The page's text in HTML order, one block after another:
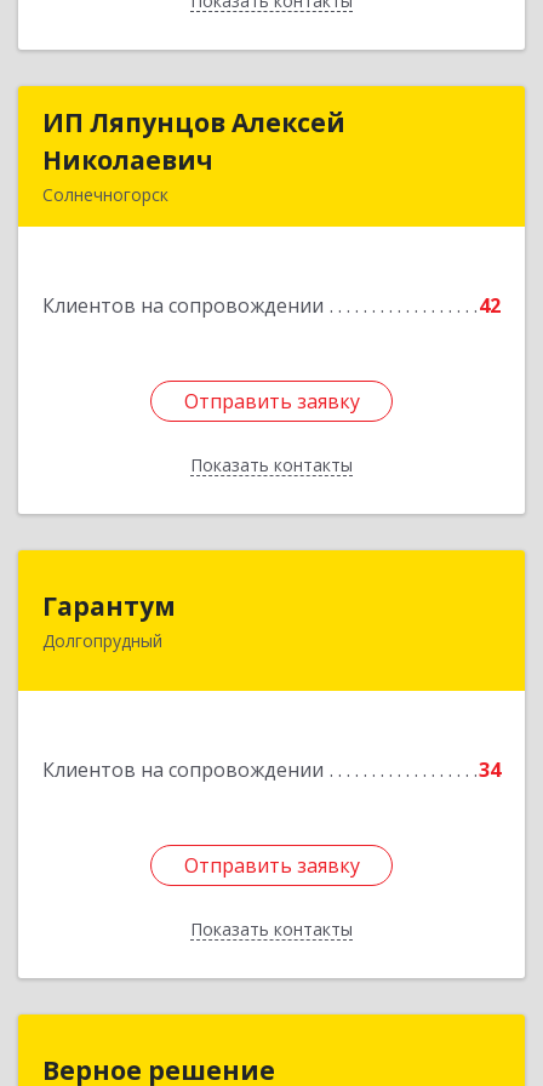
ИП Ляпунцов Алексей
Николаевич
Солнечногорск
Клиентов на сопровождении 42
Отправить заявку
Показать контакты
ИП Ляпунцов Алексей
Отправить заявку
Назад
Гарантум
Долгопрудный
Клиентов на сопровождении 34
Отправить заявку
Показать контакты
141707, Московская обл, Долгопрудный г,
Отправить заявку
Назад
Верное решение